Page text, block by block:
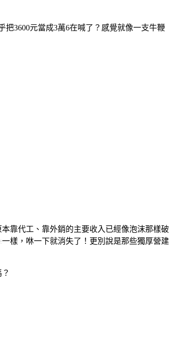
3600元當成3萬6在喊了？感覺就像一支牛鞭
靠代工、靠外銷的主要收入已經像泡沫那樣破
一樣，咻一下就消失了！更別說是那些獨厚營建